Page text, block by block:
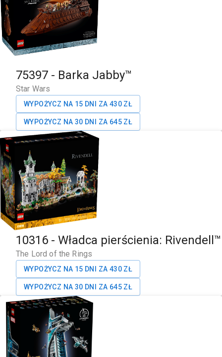
75397 - Barka Jabby™
Star Wars
WYPOŻYCZ NA 15 DNI ZA 430 ZŁ
WYPOŻYCZ NA 30 DNI ZA 645 ZŁ
10316 - Władca pierścienia: Rivendell™
The Lord of the Rings
WYPOŻYCZ NA 15 DNI ZA 430 ZŁ
WYPOŻYCZ NA 30 DNI ZA 645 ZŁ